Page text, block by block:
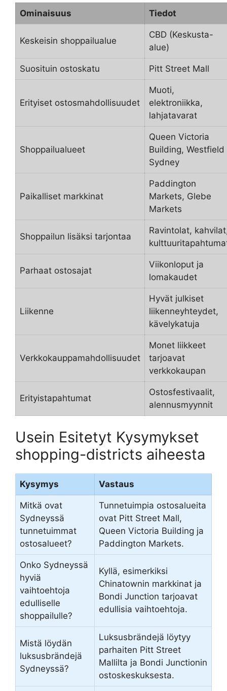
Ominaisuus Tiedot
Keskeisin shoppailualue
CBD (Keskusta-
alue)
Suosituin ostoskatu Pitt Street Mall
Erityiset ostosmahdollisuudet
Muoti,
elektroniikka,
lahjatavarat
Shoppailualueet
Queen Victoria
Building, Westfield
Sydney
Paikalliset markkinat
Paddington
Markets, Glebe
Markets
Shoppailun lisäksi tarjontaa
Ravintolat,
Parhaat ostosajat
Viikonloput ja
lomakaudet
Liikenne
Hyvät julkiset
liikenneyhteydet,
kävelykatuja
Verkkokauppamahdollisuudet
Monet liikkeet
tarjoavat
verkkokaupan
Erityistapahtumat
Ostosfestivaalit,
alennusmyynnit
Usein Esitetyt Kysymykset
shopping-districts aiheesta
Kysymys Vastaus
Mitkä ovat
Sydneyssä
tunnetuimmat
ostosalueet?
Tunnetuimpia ostosalueita
ovat Pitt Street Mall,
Queen Victoria Building ja
Paddington Markets.
Onko Sydneyssä
hyviä
vaihtoehtoja
edulliselle
shoppailulle?
Kyllä, esimerkiksi
Chinatownin markkinat ja
Bondi Junction tarjoavat
edullisia vaihtoehtoja.
Mistä löydän
luksusbrändejä
Sydneyssä?
Luksusbrändejä löytyy
parhaiten Pitt Street
Mallilta ja Bondi Junctionin
ostoskeskuksesta.